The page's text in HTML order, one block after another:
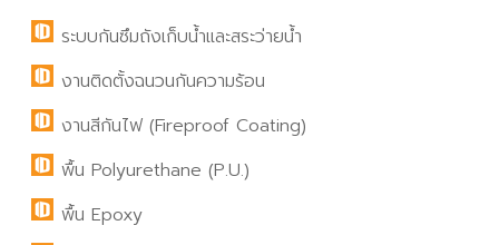
ระบบกันซึมถังเก็บน้ำและสระว่ายน้ำ
งานติดตั้งฉนวนกันความร้อน
งานสีกันไฟ (Fireproof Coating)
พื้น Polyurethane (P.U.)
พื้น Epoxy